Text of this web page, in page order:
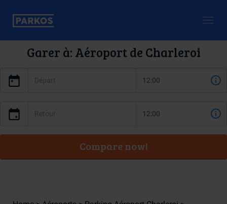
Garer à: Aéroport de Charleroi
Compare now!